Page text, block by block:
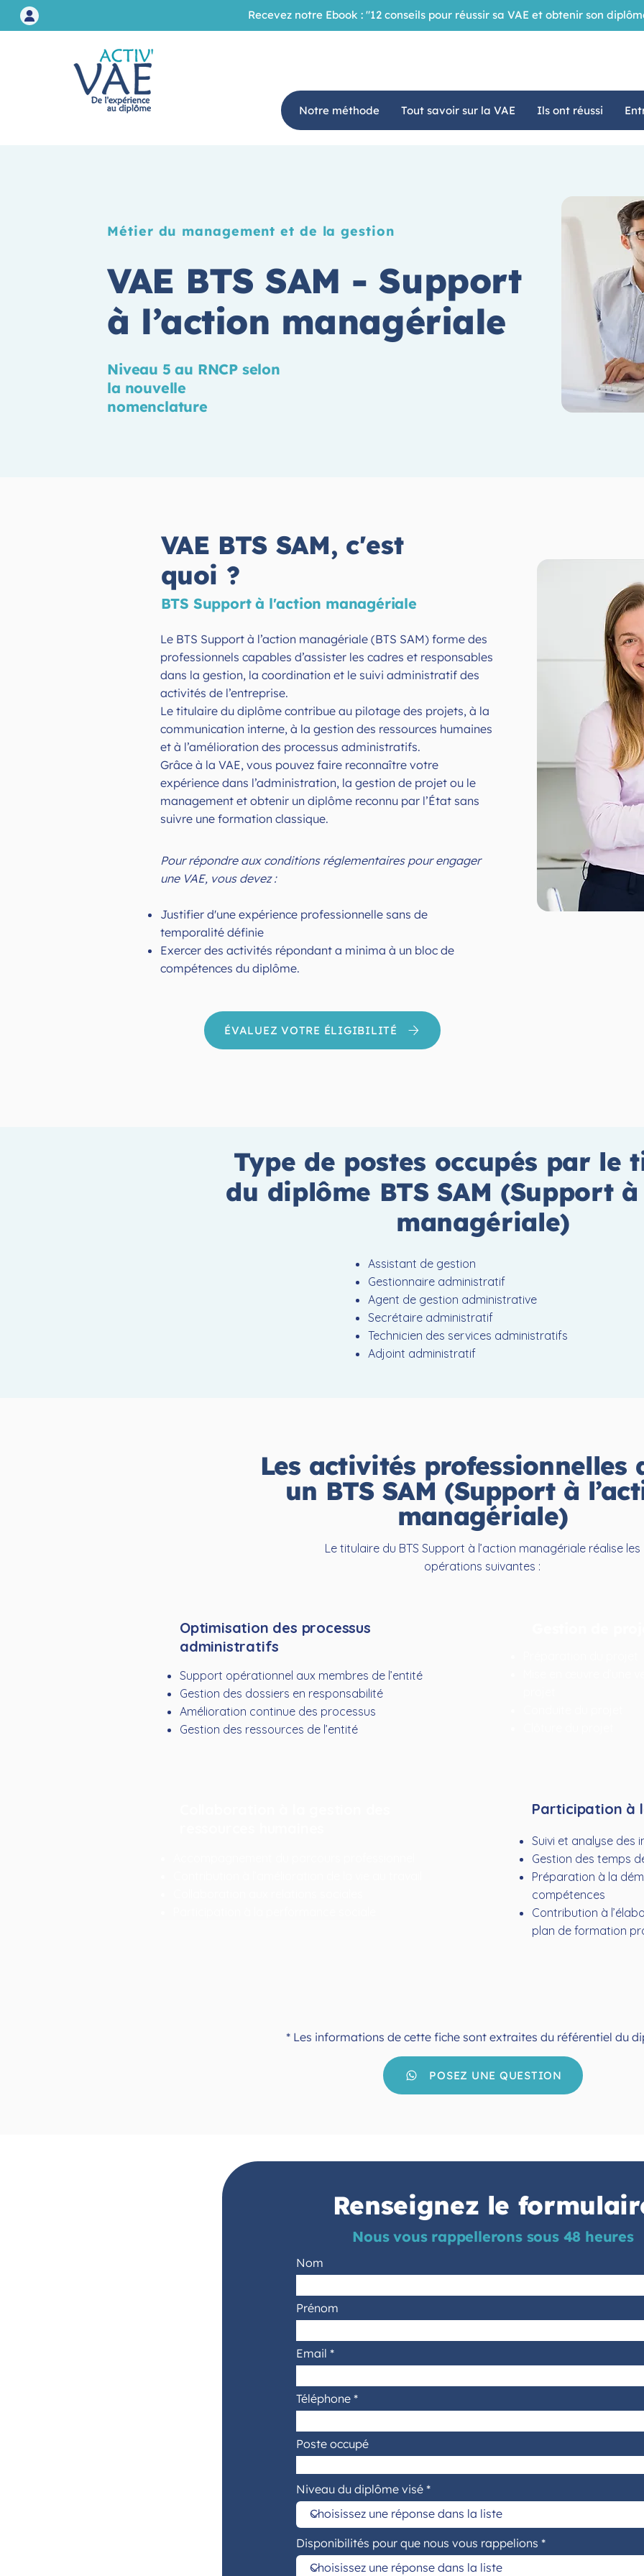
Recevez notre Ebook : "12 conseils pour réussir sa VAE et obtenir son
Notre méthode Tout savoir sur la VAE Ils ont réussi
Métier du management et de la gestion
VAE BTS SAM - Support
à l’action managériale
Niveau 5 au RNCP selon
la nouvelle
nomenclature
VAE BTS SAM, c'est
quoi ?
BTS Support à l'action managériale
Le BTS Support à l’action managériale (BTS SAM) forme des
professionnels capables d’assister les cadres et responsables
dans la gestion, la coordination et le suivi administratif des
activités de l’entreprise.
Le titulaire du diplôme contribue au pilotage des projets, à la
communication interne, à la gestion des ressources humaines
et à l’amélioration des processus administratifs.
Grâce à la VAE, vous pouvez faire reconnaître votre
expérience dans l’administration, la gestion de projet ou le
management et obtenir un diplôme reconnu par l’État sans
suivre une formation classique.
Pour répondre aux conditions réglementaires pour engager
une VAE, vous devez :
Justifier d'une expérience professionnelle sans de
temporalité définie
Exercer des activités répondant a minima à un bloc de
compétences du diplôme.
ÉVALUEZ VOTRE ÉLIGIBILITÉ
Type de postes occupés par le
du diplôme BTS SAM (Support
managériale)
Assistant de gestion
Gestionnaire administratif
Agent de gestion administrative
Secrétaire administratif
Technicien des services administratifs
Adjoint administratif
Les activités professionnelles
un BTS SAM (Support à
managériale)
Le titulaire du BTS Support à l’action managériale réalise les
opérations suivantes :
Optimisation des processus
administratifs
Support opérationnel aux membres de l’entité
Gestion des dossiers en responsabilité
Amélioration continue des processus
Gestion des ressources de l’entité
Participation à
Suivi et analyse des
Gestion des temps
Préparation à la
compétences
Contribution à
plan de formation
* Les informations de cette fiche sont extraites du référentiel du
POSEZ UNE QUESTION
Renseignez le
Nous vous rappellerons sous 48 heures
Nom
Prénom
Email
Téléphone
Poste occupé
Niveau du diplôme visé
Disponibilités pour que nous vous rappelions